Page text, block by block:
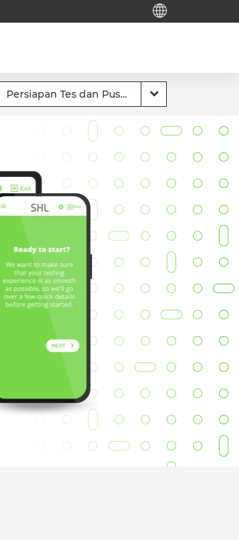
English (India)
English (Middle East & North
English (South Africa)
简体中文 (Chinese)
日本語 (Japanese)
Global Offices
SHL's locations around the world.